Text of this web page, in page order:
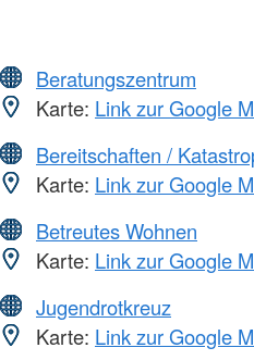
Beratungszentrum
Karte: Link zur Google
Bereitschaften /
Karte: Link zur Google
Betreutes Wohnen
Karte: Link zur Google
Jugendrotkreuz
Karte: Link zur Google